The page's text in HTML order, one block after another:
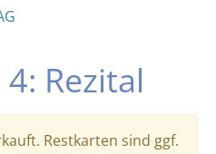
Rezital
Restkarten sind ggf.